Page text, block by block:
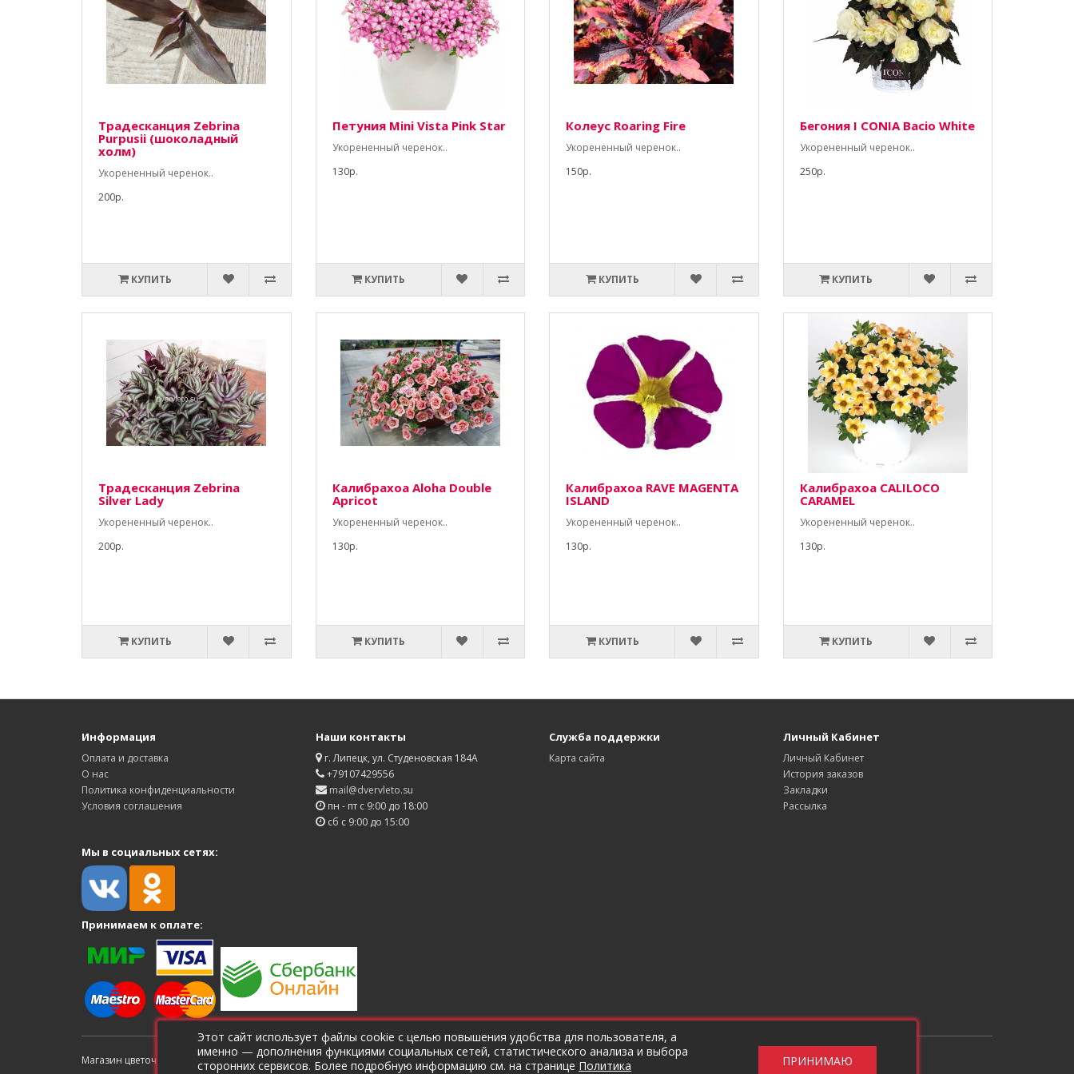
Традесканция Zebrina
Purpusii (шоколадный
холм)
Укорененный черенок..
200р.
КУПИТЬ
Петуния Mini Vista Pink Star
Укорененный черенок..
130р.
КУПИТЬ
Колеус Roaring Fire
Укорененный черенок..
150р.
КУПИТЬ
Бегония I CONIA Bacio White
Укорененный черенок..
250р.
КУПИТЬ
Традесканция Zebrina
Silver Lady
Укорененный черенок..
200р.
КУПИТЬ
Калибрахоа Aloha Double
Apricot
Укорененный черенок..
130р.
КУПИТЬ
Калибрахоа RAVE MAGENTA
ISLAND
Укорененный черенок..
130р.
КУПИТЬ
Калибрахоа CALILOCO
CARAMEL
Укорененный черенок..
130р.
КУПИТЬ
Информация
Оплата и доставка
О нас
Политика конфиденциальности
Условия соглашения
Наши контакты
г. Липецк, ул. Студеновская 184А
+79107429556
mail@dvervleto.su
пн - пт с 9:00 до 18:00
сб с 9:00 до 15:00
Служба поддержки
Карта сайта
Личный Кабинет
Личный Кабинет
История заказов
Закладки
Рассылка
Мы в социальных сетях:
Принимаем к оплате:
Магазин цветочной рассады Дверь в лето © 2026 ИП Щербаков Андрей Анатольевич ОГРНИП 320482700030372
Этот сайт использует файлы cookie с целью повышения удобства для пользователя, а
именно — дополнения функциями социальных сетей, статистического анализа и выбора
сторонних сервисов. Более подробную информацию см. на странице Политика
ПРИНИМАЮ